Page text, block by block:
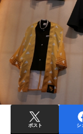
ポスト シ